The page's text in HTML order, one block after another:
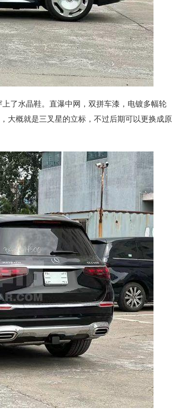
了水晶鞋。直瀑中网，双拼车漆，电镀多幅轮
大概就是三叉星的立标，不过后期可以更换成原